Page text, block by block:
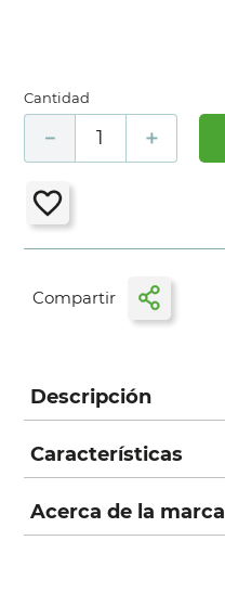
Cantidad
＋
－
Descripción
Características
Acerca de la marca